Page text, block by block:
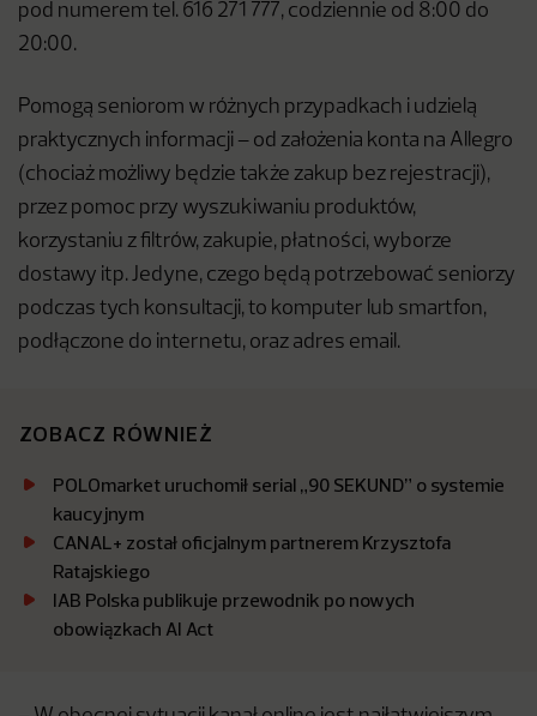
pod numerem tel. 616 271 777, codziennie od 8:00 do
20:00.
Pomogą seniorom w różnych przypadkach i udzielą
praktycznych informacji – od założenia konta na Allegro
(chociaż możliwy będzie także zakup bez rejestracji),
przez pomoc przy wyszukiwaniu produktów,
korzystaniu z filtrów, zakupie, płatności, wyborze
dostawy itp. Jedyne, czego będą potrzebować seniorzy
podczas tych konsultacji, to komputer lub smartfon,
podłączone do internetu, oraz adres email.
ZOBACZ RÓWNIEŻ
POLOmarket uruchomił serial „90 SEKUND” o systemie
kaucyjnym
CANAL+ został oficjalnym partnerem Krzysztofa
Ratajskiego
IAB Polska publikuje przewodnik po nowych
obowiązkach AI Act